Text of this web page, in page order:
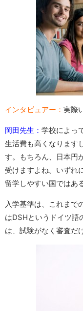
インタビュアー： 実際
岡田先生： 学校によっ
生活費も高くなります
す。もちろん、日本円
受けますよね。いずれ
留学しやすい国ではあ
入学基準は、これまで
はDSHというドイツ語
は、試験がなく審査だ